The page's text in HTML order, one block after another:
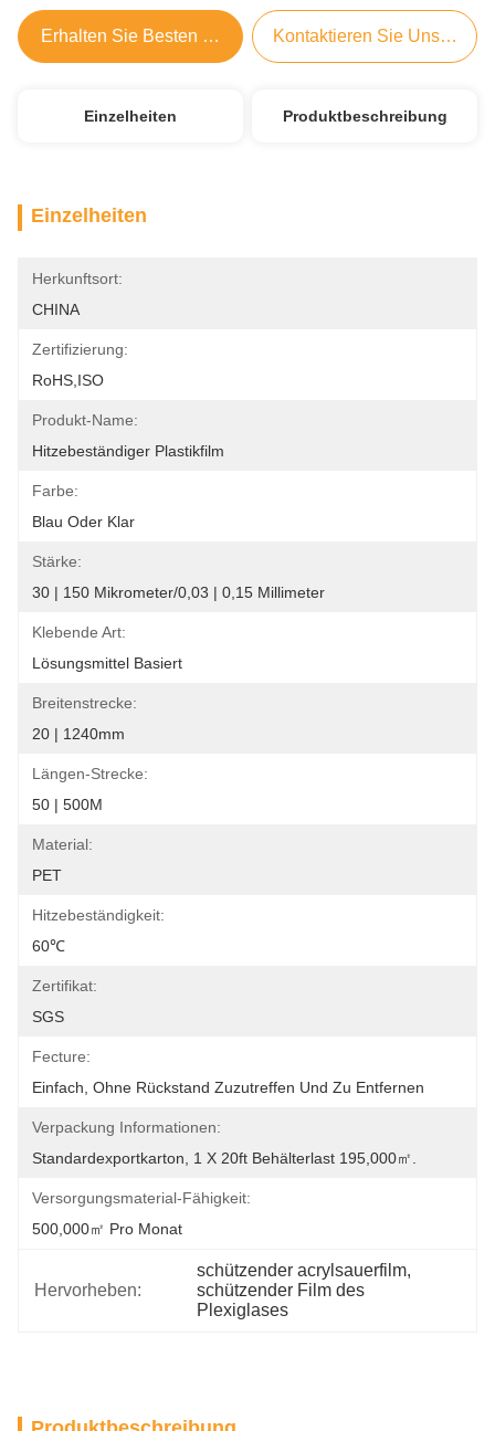
Erhalten Sie Besten Preis Kontaktieren Sie Uns Jetzt
Einzelheiten Produktbeschreibung
Einzelheiten
Herkunftsort:
CHINA
Zertifizierung:
RoHS,ISO
Produkt-Name:
Hitzebeständiger Plastikfilm
Farbe:
Blau Oder Klar
Stärke:
30 | 150 Mikrometer/0,03 | 0,15 Millimeter
Klebende Art:
Lösungsmittel Basiert
Breitenstrecke:
20 | 1240mm
Längen-Strecke:
50 | 500M
Material:
PET
Hitzebeständigkeit:
60℃
Zertifikat:
SGS
Fecture:
Einfach, Ohne Rückstand Zuzutreffen Und Zu Entfernen
Verpackung Informationen:
Standardexportkarton, 1 X 20ft Behälterlast 195,000㎡.
Versorgungsmaterial-Fähigkeit:
500,000㎡ Pro Monat
Hervorheben:
schützender acrylsauerfilm,
schützender Film des
Plexiglases